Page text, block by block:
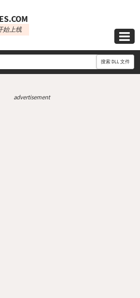
始上线

搜索 DLL 文件
advertisement